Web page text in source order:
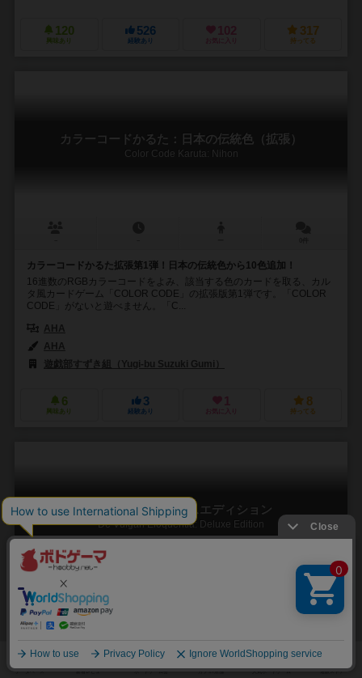
120
興味あり
526
経験あり
102
お気に入り
317
持ってる
カラーコードかるた：日本の伝統色（拡張）
Color Code Karuta: Nihon
カラーコードかるた拡張第1弾！日本の伝統色から10色追加！
16進数のRGBカラーコードをよみ、該当する色のカードを取る、カル
タ風カードゲーム「COLOR CODE」の拡張版第1弾です。「COLOR
CODE」がないと遊べません。「C...
AHA
AHA
遊戯部すずき組（Yugi-bu Suzuki Gumi）
6
興味あり
3
経験あり
1
お気に入り
8
持ってる
俗語論：デラックスエディション
De Vulgari Eloquentia: Deluxe Edition
2～5人 2件
残すのだ！